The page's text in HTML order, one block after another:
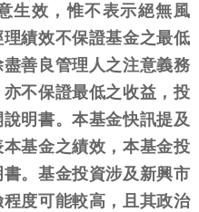
生效，惟不表示絕無風
績效不保證基金之最低
善良管理人之注意義務
不保證最低之收益，投
明書。本基金快訊提及
基金之績效，本基金投
。基金投資涉及新興市
度可能較高，且其政治